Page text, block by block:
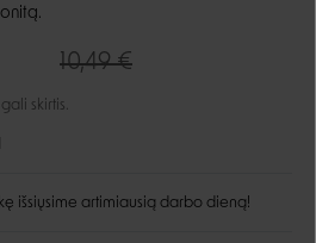
10,49 €
skirtis.
išsiųsime artimiausią darbo dieną!